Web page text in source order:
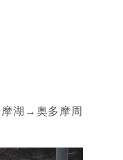
湖→奥多摩周